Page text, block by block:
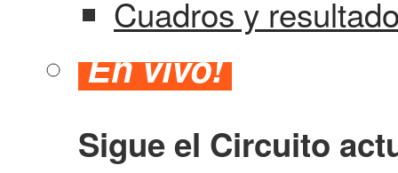
Cuadros y
En vivo!
Sigue el Circuito